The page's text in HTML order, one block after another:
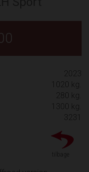
2023
1020 kg.
280 kg.
1300 kg.
3231
tilbage